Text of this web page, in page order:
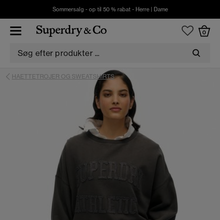
Sommersalg - op til 50 % rabat - Herre| Dame
0
HAETTETROJER OG SWEATSHIRTS